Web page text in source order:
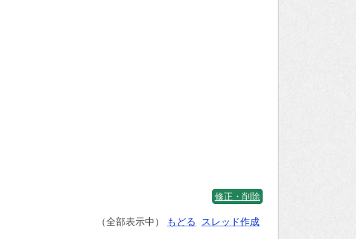
修正・削除
（全部表示中） もどる スレッド作成